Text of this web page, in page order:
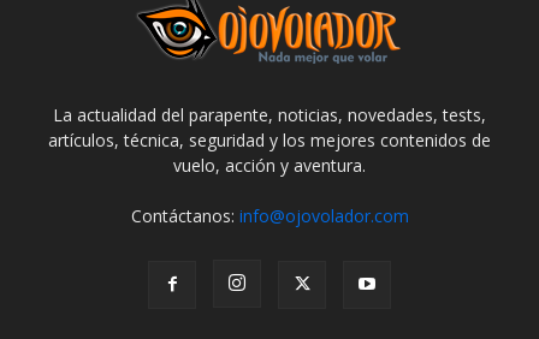
La actualidad del parapente, noticias, novedades, tests,
artículos, técnica, seguridad y los mejores contenidos de
vuelo, acción y aventura.
Contáctanos: info@ojovolador.com